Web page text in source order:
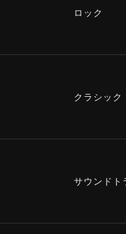
ロック
クラシック